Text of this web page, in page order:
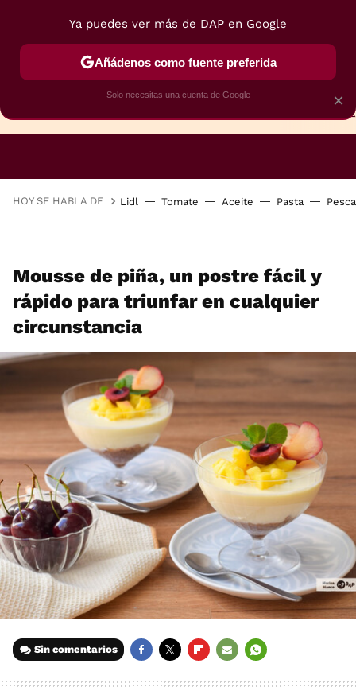
HOY SE HABLA DE Lidl Tomate Aceite Pasta
Mousse de piña, un postre fácil y
rápido para triunfar en cualquier
circunstancia
Sin comentarios
×
Ya puedes ver más de DAP en Google
Añádenos como fuente preferida
Solo necesitas una cuenta de Google